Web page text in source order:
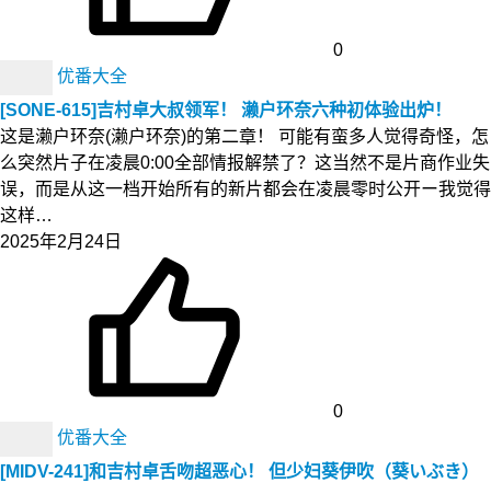
0
优番大全
[SONE-615]吉村卓大叔领军！ 濑户环奈六种初体验出炉！
这是濑户环奈(濑户环奈)的第二章！ 可能有蛮多人觉得奇怪，怎
么突然片子在凌晨0:00全部情报解禁了？这当然不是片商作业失
误，而是从这一档开始所有的新片都会在凌晨零时公开ー我觉得
这样…
2025年2月24日
0
优番大全
[MIDV-241]和吉村卓舌吻超恶心！ 但少妇葵伊吹（葵いぶき）